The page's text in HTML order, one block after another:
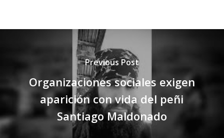
Previous Post
Organizaciones sociales exigen
aparición con vida del peñi
Santiago Maldonado